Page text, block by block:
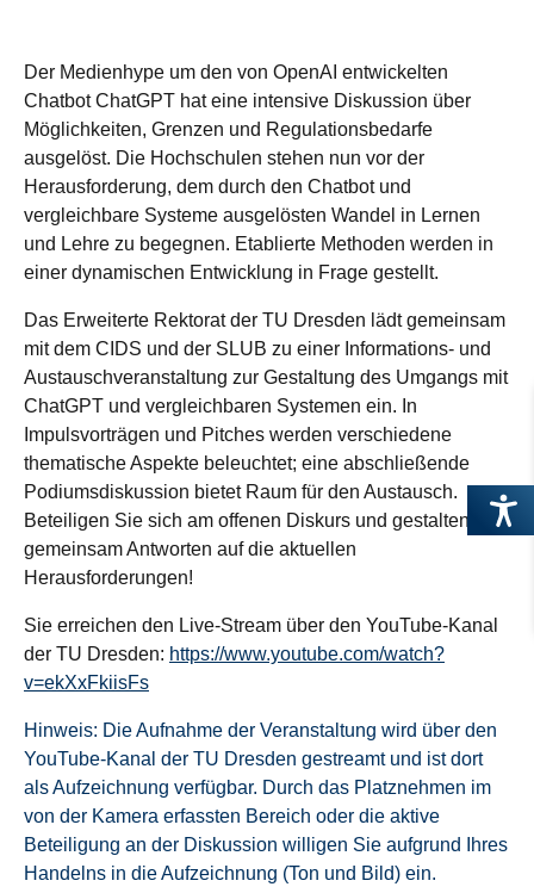
Der Medienhype um den von OpenAI entwickelten
Chatbot ChatGPT hat eine intensive Diskussion über
Möglichkeiten, Grenzen und Regulationsbedarfe
ausgelöst. Die Hochschulen stehen nun vor der
Herausforderung, dem durch den Chatbot und
vergleichbare Systeme ausgelösten Wandel in Lernen
und Lehre zu begegnen. Etablierte Methoden werden in
einer dynamischen Entwicklung in Frage gestellt.
Das Erweiterte Rektorat der TU Dresden lädt gemeinsam
mit dem CIDS und der SLUB zu einer Informations- und
Austauschveranstaltung zur Gestaltung des Umgangs mit
ChatGPT und vergleichbaren Systemen ein. In
Impulsvorträgen und Pitches werden verschiedene
thematische Aspekte beleuchtet; eine abschließende
Podiumsdiskussion bietet Raum für den Austausch.
Beteiligen Sie sich am offenen Diskurs und gestalten Sie
gemeinsam Antworten auf die aktuellen
Herausforderungen!
Sie erreichen den Live-Stream über den YouTube-Kanal
der TU Dresden: https://www.youtube.com/watch?
v=ekXxFkiisFs
Hinweis: Die Aufnahme der Veranstaltung wird über den
YouTube-Kanal der TU Dresden gestreamt und ist dort
als Aufzeichnung verfügbar. Durch das Platznehmen im
von der Kamera erfassten Bereich oder die aktive
Beteiligung an der Diskussion willigen Sie aufgrund Ihres
Handelns in die Aufzeichnung (Ton und Bild) ein.